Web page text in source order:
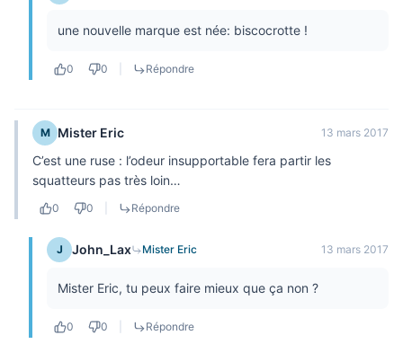
une nouvelle marque est née: biscocrotte !
0 0 Répondre
M Mister Eric 13 mars 2017
C’est une ruse : l’odeur insupportable fera partir les
squatteurs pas très loin…
0 0 Répondre
J John_Lax Mister Eric 13 mars 2017
Mister Eric, tu peux faire mieux que ça non ?
0 0 Répondre